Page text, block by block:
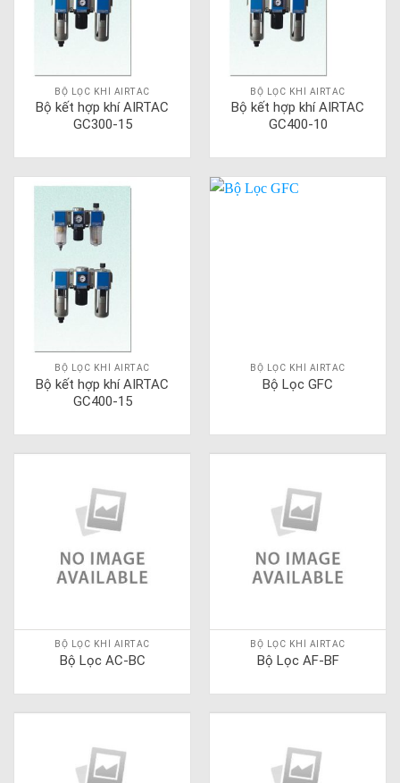
BỘ LỌC KHÍ AIRTAC
Bộ kết hợp khí AIRTAC
GC300-15
BỘ LỌC KHÍ AIRTAC
Bộ kết hợp khí AIRTAC
GC400-10
BỘ LỌC KHÍ AIRTAC
Bộ kết hợp khí AIRTAC
GC400-15
BỘ LỌC KHÍ AIRTAC
Bộ Lọc GFC
BỘ LỌC KHÍ AIRTAC
Bộ Lọc AC-BC
BỘ LỌC KHÍ AIRTAC
Bộ Lọc AF-BF